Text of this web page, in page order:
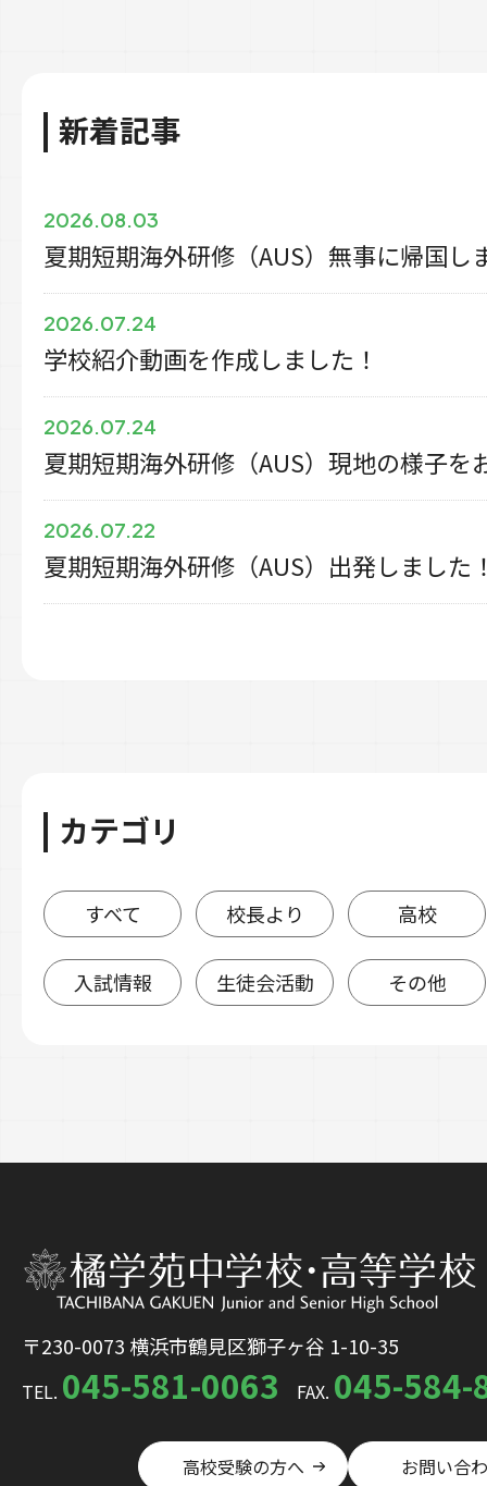
新着記事
2026.08.03
夏期短期海外研修（AUS）無事に帰国し
2026.07.24
学校紹介動画を作成しました！
2026.07.24
夏期短期海外研修（AUS）現地の様子を
2026.07.22
夏期短期海外研修（AUS）出発しました
カテゴリ
すべて 校長より 高校
入試情報 生徒会活動 その他
〒230-0073 横浜市鶴見区獅子ヶ谷 1-10-35
TEL. 045-581-0063 FAX. 045-584-
高校受験の方へ お問い合